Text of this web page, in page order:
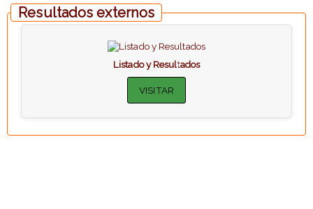
Resultados externos
Listado y Resultados
VISITAR